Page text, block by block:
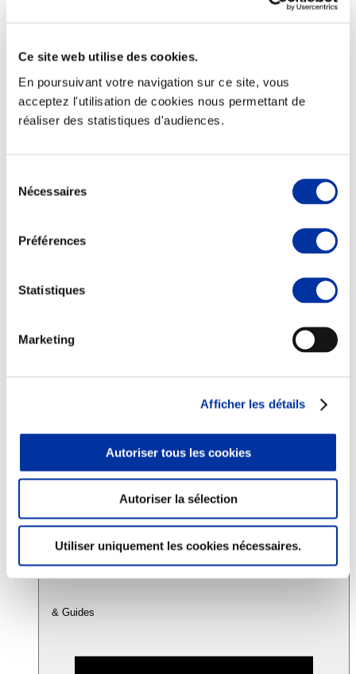
Ce site web utilise des cookies.
En poursuivant votre navigation sur ce site, vous
acceptez l'utilisation de cookies nous permettant de
réaliser des statistiques d'audiences.
Nécessaires
Préférences
Statistiques
Marketing
Afficher les détails
Autoriser tous les cookies
Autoriser la sélection
Utiliser uniquement les cookies nécessaires.
Elevage
Transport – mise en marché
Abattoir
Partenaire Climat
Viandes et santé
Juste rémunération et attractivité des métiers
Info-veille scientifique
Sources d’information
Accords
& Guides